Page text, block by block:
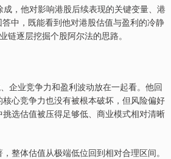
，他对影响港股后续表现的关键变量、港
中，既能看到他对港股估值与盈利的冷静
逐层挖掘个股阿尔法的思路。
企业竞争力和盈利波动放在一起看。他回
心竞争力也没有被根本破坏，但风险偏好
选估值被压得足够低、商业模式相对清晰
体估值从极端低位回到相对合理区间。